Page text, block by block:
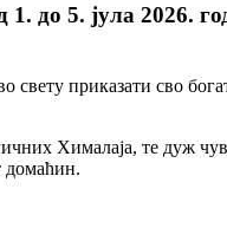
до 5. јула 2026.
приказати сво
Хималаја, те дуж
домаћин.